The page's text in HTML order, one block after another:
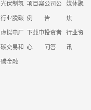
光伏制氢
行业脱碳
虚拟电厂
碳交易和
碳金融
项目案
例
下载中
心
公司公
告
投资者
问答
媒体聚
焦
行业资
讯